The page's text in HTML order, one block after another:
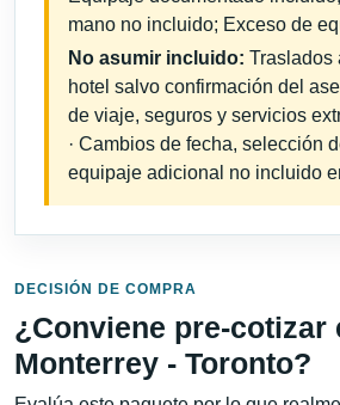
mano no incluido; Exceso de
No asumir incluido: Traslados
hotel salvo confirmación del
de viaje, seguros y servicios
· Cambios de fecha, selección
equipaje adicional no incluido
DECISIÓN DE COMPRA
¿Conviene pre-cotizar
Monterrey - Toronto?